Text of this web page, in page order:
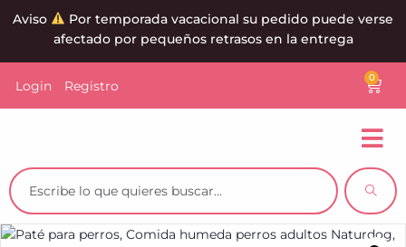
Aviso
Por temporada vacacional su pedido puede verse
afectado por pequeños retrasos en la entrega
Login Registro 0